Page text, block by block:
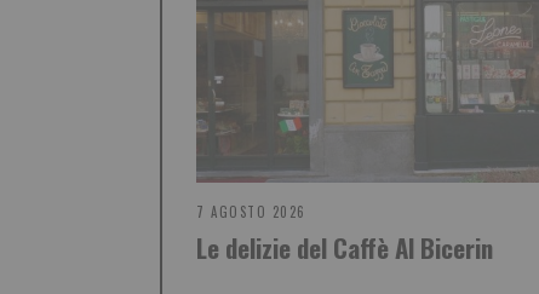
7 AGOSTO 2026
Le delizie del Caffè Al Bicerin